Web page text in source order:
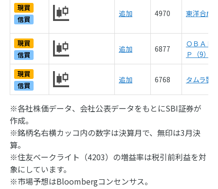
現買
信買
追加 4970 東洋合成
現買
信買
追加 6877
ＯＢＡＲ
Ｐ（9）
現買
信買
追加 6768 タムラ製
※各社株価データ、会社公表データをもとにSBI証券が
作成。
※銘柄名右横カッコ内の数字は決算月で、無印は3月決
算。
※住友ベークライト（4203）の増益率は税引前利益を対
象にしています。
※市場予想はBloombergコンセンサス。